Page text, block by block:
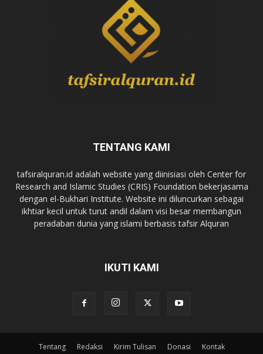
TENTANG KAMI
tafsiralquran.id adalah website yang diinisiasi oleh Center for
Research and Islamic Studies (CRIS) Foundation bekerjasama
dengan el-Bukhari Institute. Website ini diluncurkan sebagai
ikhtiar kecil untuk turut andil dalam visi besar membangun
peradaban dunia yang islami berbasis tafsir Alquran
IKUTI KAMI
Tentang Redaksi Kirim Tulisan Donasi Kontak